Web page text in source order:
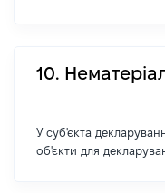
10.
У суб'єкта
об'єкти для